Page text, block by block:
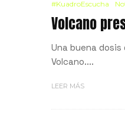
#KuadroEscucha
Volcano
Una buena
Volcano....
LEER MÁS